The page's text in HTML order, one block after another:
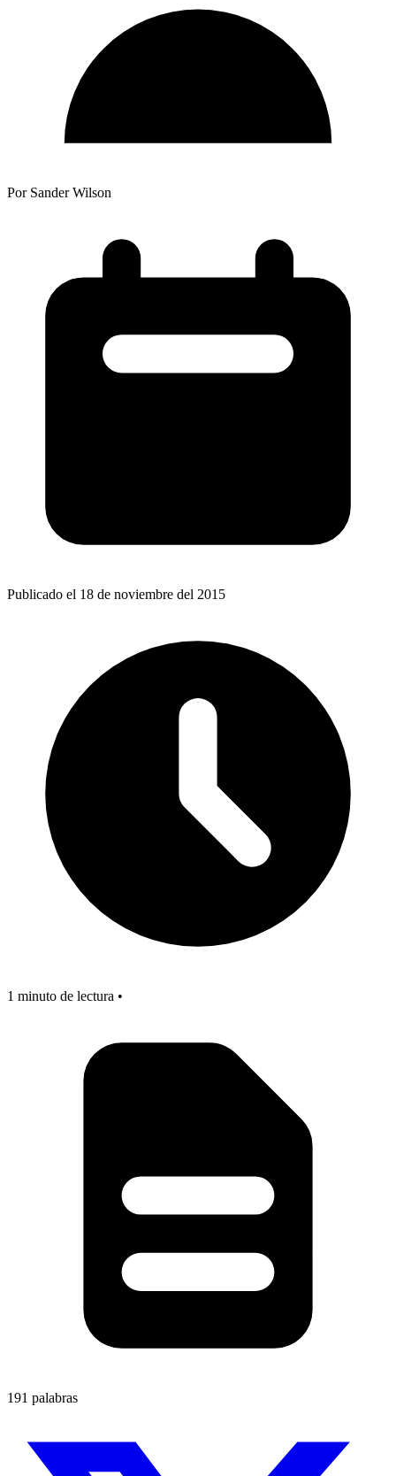
Por Sander Wilson
Publicado el 18 de noviembre del 2015
1 minuto de lectura •
191 palabras